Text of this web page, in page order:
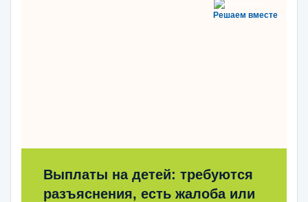
Решаем вместе
Выплаты на детей: требуются
разъяснения, есть жалоба или